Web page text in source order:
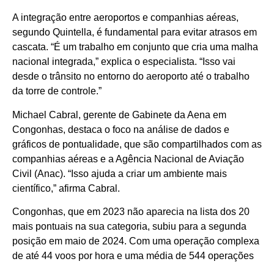
A integração entre aeroportos e companhias aéreas,
segundo Quintella, é fundamental para evitar atrasos em
cascata. “É um trabalho em conjunto que cria uma malha
nacional integrada,” explica o especialista. “Isso vai
desde o trânsito no entorno do aeroporto até o trabalho
da torre de controle.”
Michael Cabral, gerente de Gabinete da Aena em
Congonhas, destaca o foco na análise de dados e
gráficos de pontualidade, que são compartilhados com as
companhias aéreas e a Agência Nacional de Aviação
Civil (Anac). “Isso ajuda a criar um ambiente mais
científico,” afirma Cabral.
Congonhas, que em 2023 não aparecia na lista dos 20
mais pontuais na sua categoria, subiu para a segunda
posição em maio de 2024. Com uma operação complexa
de até 44 voos por hora e uma média de 544 operações